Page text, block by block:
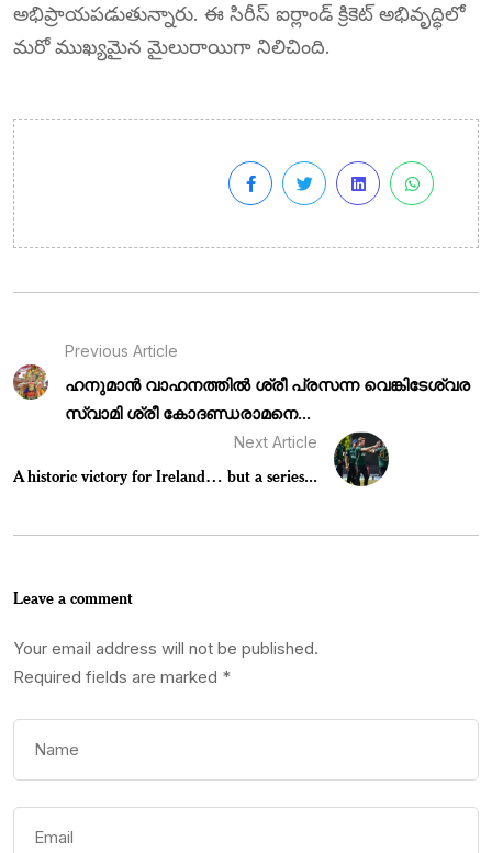
అభిప్రాయపడుతున్నారు. ఈ సిరీస్ ఐర్లాండ్ క్రికెట్ అభివృద్ధిలో
మరో ముఖ్యమైన మైలురాయిగా నిలిచింది.
Previous Article
ഹനുമാൻ വാഹനത്തിൽ ശ്രീ പ്രസന്ന വെങ്കിടേശ്വര
സ്വാമി ശ്രീ കോദണ്ഡരാമനെ...
Next Article
A historic victory for Ireland… but a series...
Leave a comment
Your email address will not be published.
Required fields are marked *